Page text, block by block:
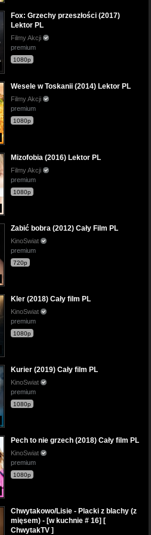
Fox: Grzechy przeszłości (2017)
Lektor PL
Filmy Akcji
premium
1080p
Wesele w Toskanii (2014) Lektor PL
Filmy Akcji
premium
1080p
Mizofobia (2016) Lektor PL
Filmy Akcji
premium
1080p
Zabić bobra (2012) Cały Film PL
KinoSwiat
premium
720p
Kler (2018) Cały film PL
KinoSwiat
premium
1080p
Kurier (2019) Cały film PL
KinoSwiat
premium
1080p
Pech to nie grzech (2018) Cały film PL
KinoSwiat
premium
1080p
Chwytakowo/Lisie - Placki z blachy (z
mięsem) - [w kuchnie # 16] [
ChwytakTV ]